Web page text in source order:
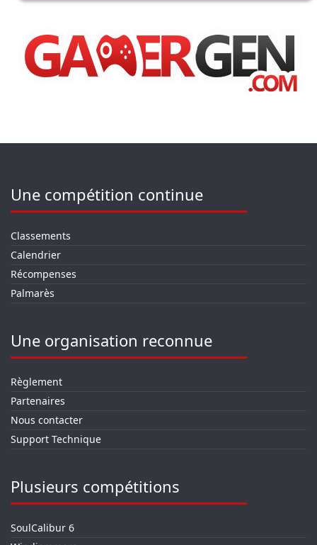
Une compétition continue
Classements
Calendrier
Récompenses
Palmarès
Une organisation reconnue
Règlement
Partenaires
Nous contacter
Support Technique
Plusieurs compétitions
SoulCalibur 6